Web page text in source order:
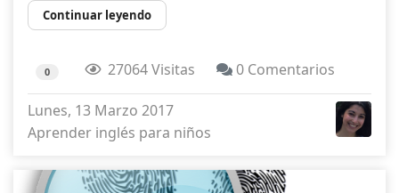
Continuar leyendo
0 27064 Visitas 0 Comentarios
Lunes, 13 Marzo 2017
Aprender inglés para niños